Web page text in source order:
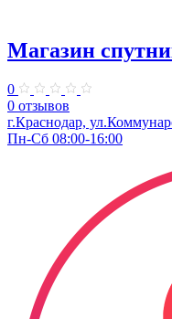
Магазин
0
0 отзывов
г.Краснодар,
Пн-Сб 08:00-16:00